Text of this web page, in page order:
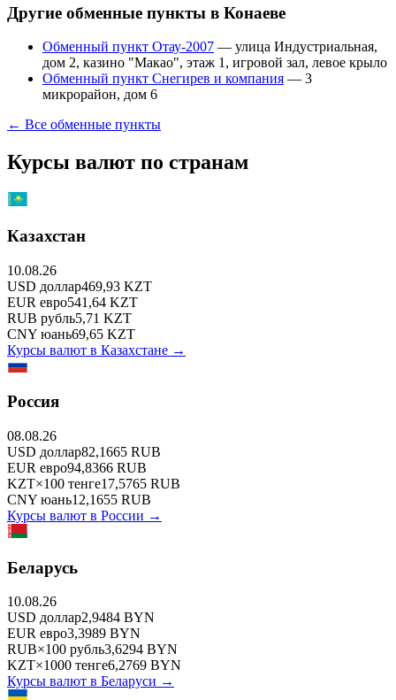
Другие обменные пункты в Конаеве
Обменный пункт Отау-2007 — улица Индустриальная,
дом 2, казино "Макао", этаж 1, игровой зал, левое крыло
Обменный пункт Снегирев и компания — 3
микрорайон, дом 6
← Все обменные пункты
Курсы валют по странам
Казахстан
10.08.26
USD доллар469,93 KZT
EUR евро541,64 KZT
RUB рубль5,71 KZT
CNY юань69,65 KZT
Курсы валют в Казахстане →
Россия
08.08.26
USD доллар82,1665 RUB
EUR евро94,8366 RUB
KZT×100 тенге17,5765 RUB
CNY юань12,1655 RUB
Курсы валют в России →
Беларусь
10.08.26
USD доллар2,9484 BYN
EUR евро3,3989 BYN
RUB×100 рубль3,6294 BYN
KZT×1000 тенге6,2769 BYN
Курсы валют в Беларуси →